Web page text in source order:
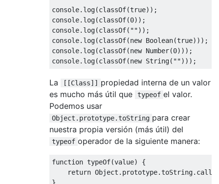
console. log(classOf(true));
console. log(classOf(0));
console. log(classOf( ""));
console. log(classOf(new Boolean(true)));
console. log(classOf(new Number(0)));
console. log(classOf(new String( "")));
La [[Class]] propiedad interna de un valor
es mucho más útil que
typeof el valor.
Podemos usar
Object.prototype.toString para crear
nuestra propia versión (más útil) del
typeof operador de la siguiente manera:
function typeOf(value)
{
return Object . prototype.toString. call
}